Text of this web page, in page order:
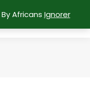
Africans Ignorer